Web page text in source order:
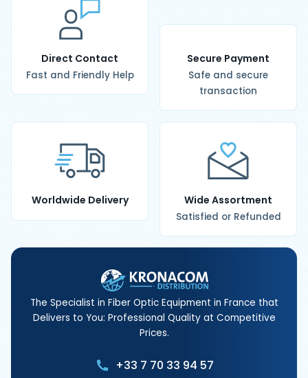
Direct Contact
Fast and Friendly Help
Secure Payment
Safe and secure
transaction
Worldwide Delivery Wide Assortment
Satisfied or Refunded
The Specialist in Fiber Optic Equipment in France that
Delivers to You: Professional Quality at Competitive
Prices.
+33 7 70 33 94 57